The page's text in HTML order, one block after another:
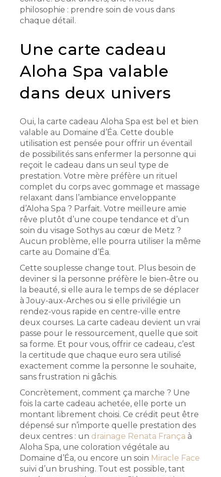
philosophie : prendre soin de vous dans
chaque détail.
Une carte cadeau
Aloha Spa valable
dans deux univers
Oui, la carte cadeau Aloha Spa est bel et bien
valable au Domaine d’Éa. Cette double
utilisation est pensée pour offrir un éventail
de possibilités sans enfermer la personne qui
reçoit le cadeau dans un seul type de
prestation. Votre mère préfère un rituel
complet du corps avec gommage et massage
relaxant dans l’ambiance enveloppante
d’Aloha Spa ? Parfait. Votre meilleure amie
rêve plutôt d’une coupe tendance et d’un
soin du visage Sothys au cœur de Metz ?
Aucun problème, elle pourra utiliser la même
carte au Domaine d’Éa.
Cette souplesse change tout. Plus besoin de
deviner si la personne préfère le bien-être ou
la beauté, si elle aura le temps de se déplacer
à Jouy-aux-Arches ou si elle privilégie un
rendez-vous rapide en centre-ville entre
deux courses. La carte cadeau devient un vrai
passe pour le ressourcement, quelle que soit
sa forme. Et pour vous, offrir ce cadeau, c’est
la certitude que chaque euro sera utilisé
exactement comme la personne le souhaite,
sans frustration ni gâchis.
Concrètement, comment ça marche ? Une
fois la carte cadeau achetée, elle porte un
montant librement choisi. Ce crédit peut être
dépensé sur n’importe quelle prestation des
deux centres : un drainage Renata França à
Aloha Spa, une coloration végétale au
Domaine d’Éa, ou encore un soin Miracle Face
suivi d’un brushing. Tout est possible, tant